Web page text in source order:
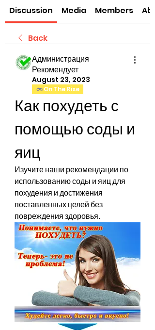
Discussion Media Members
Back
Администрация
Рекомендует
August 23, 2023
On The Rise
Как похудеть с
помощью соды и
яиц
Изучите наши рекомендации по
использованию соды и яиц для
похудения и достижения
поставленных целей без
повреждения здоровья.